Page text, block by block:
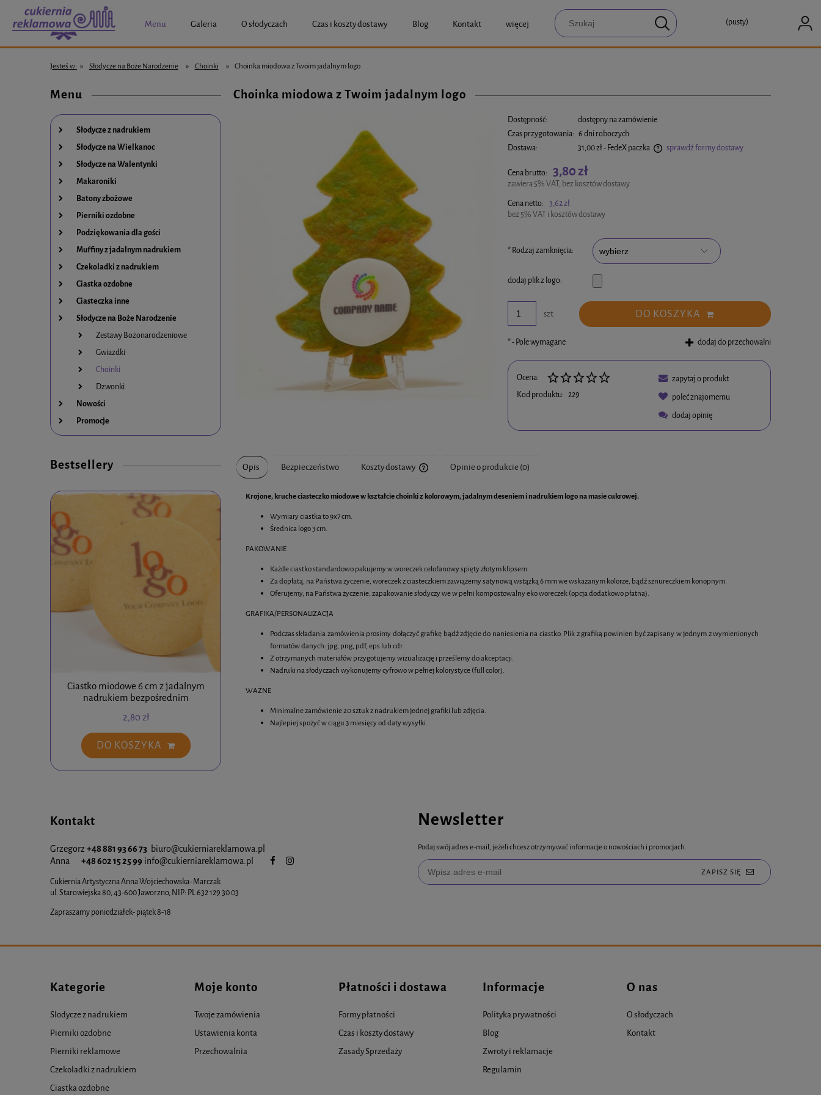
Menu Galeria O słodyczach Czas i koszty dostawy Blog Kontakt więcej (pusty)
Jesteś w: » Słodycze na Boże Narodzenie » Choinki » Choinka miodowa z Twoim jadalnym logo
Menu
Słodycze z nadrukiem
Słodycze na Wielkanoc
Słodycze na Walentynki
Makaroniki
Batony zbożowe
Pierniki ozdobne
Podziękowania dla gości
Muffiny z jadalnym nadrukiem
Czekoladki z nadrukiem
Ciastka ozdobne
Ciasteczka inne
Słodycze na Boże Narodzenie
Zestawy Bożonarodzeniowe
Gwiazdki
Choinki
Dzwonki
Nowości
Promocje
Bestsellery
Ciastko miodowe 6 cm z jadalnym
nadrukiem bezpośrednim
2,80 zł
DO KOSZYKA
Ciastko owsiane 6 cm z jadalnym
4,85 zł
7,20 zł
Choinka miodowa z Twoim jadalnym logo
Dostępność:
dostępny na zamówienie
Czas przygotowania: 6 dni roboczych
Dostawa:
31,00 zł- FedeX paczka
Cena nie zawiera ewentualnych kosztów płatności
sprawdź formy dostawy
Cena brutto: 3,80 zł
zawiera 5% VAT, bez kosztów dostawy
Cena netto:
3,62 zł
bez 5% VAT i kosztów dostawy
*Rodzaj zamknięcia:
dodaj plik z logo:
szt. DO KOSZYKA
dodaj do przechowalni
*- Pole wymagane
Ocena:
Kod produktu: 229
zapytaj o produkt
poleć znajomemu
dodaj opinię
Opis Bezpieczeństwo Koszty dostawy
Cena nie zawiera ewentualnych kosztów płatności
Opinie o produkcie (0)
Krojone, kruche ciasteczko miodowe w kształcie choinki z kolorowym, jadalnym deseniem i nadrukiem logo na masie cukrowej.
Wymiary ciastka to 9x7 cm.
Średnica logo 3 cm.
PAKOWANIE
Każde ciastko standardowo pakujemy w woreczek celofanowy spięty złotym klipsem.
Za dopłatą, na Państwa życzenie, woreczek z ciasteczkiem zawiążemy satynową wstążką 6 mm we wskazanym kolorze, bądź sznureczkiem konopnym.
Oferujemy, na Państwa życzenie, zapakowanie słodyczy we w pełni kompostowalny eko woreczek (opcja dodatkowo płatna).
GRAFIKA/PERSONALIZACJA
Podczas składania zamówienia prosimy dołączyć grafikę bądź zdjęcie do naniesienia na ciastko. Plik z grafiką powinien być zapisany w jednym z wymienionych
formatów danych: jpg, png, pdf, eps lub cdr.
Z otrzymanych materiałów przygotujemy wizualizację i prześlemy do akceptacji.
Nadruki na słodyczach wykonujemy cyfrowo w pełnej kolorystyce (full color).
WAŻNE
Minimalne zamówienie 20 sztuk z nadrukiem jednej grafiki lub zdjęcia.
Najlepiej spożyć w ciągu 3 miesięcy od daty wysyłki.
Kontakt
Grzegorz +48 881 93 66 73 biuro@cukierniareklamowa.pl
Anna
+48 602 15 25 99 info@cukierniareklamowa.pl
Cukiernia Artystyczna Anna Wojciechowska- Marczak
ul. Starowiejska 80, 43-600 Jaworzno, NIP: PL 632 129 30 03
Zapraszamy poniedziałek- piątek 8-18
Newsletter
Podaj swój adres e-mail, jeżeli chcesz otrzymywać informacje o nowościach i promocjach.
ZAPISZ SIĘ
Kategorie
Slodycze z nadrukiem
Pierniki ozdobne
Pierniki reklamowe
Czekoladki z nadrukiem
Ciastka ozdobne
Moje konto
Twoje zamówienia
Ustawienia konta
Przechowalnia
Płatności i dostawa
Formy płatności
Czas i koszty dostawy
Zasady Sprzedaży
Informacje
Polityka prywatności
Blog
Zwroty i reklamacje
Regulamin
O nas
O słodyczach
Kontakt